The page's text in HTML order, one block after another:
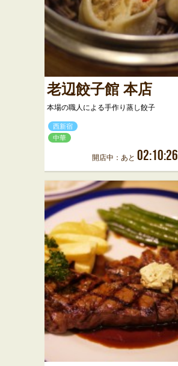
老辺餃子館 本店
本場の職人による手作り蒸し餃子
西新宿
中華
開店中：あと 02:10:26